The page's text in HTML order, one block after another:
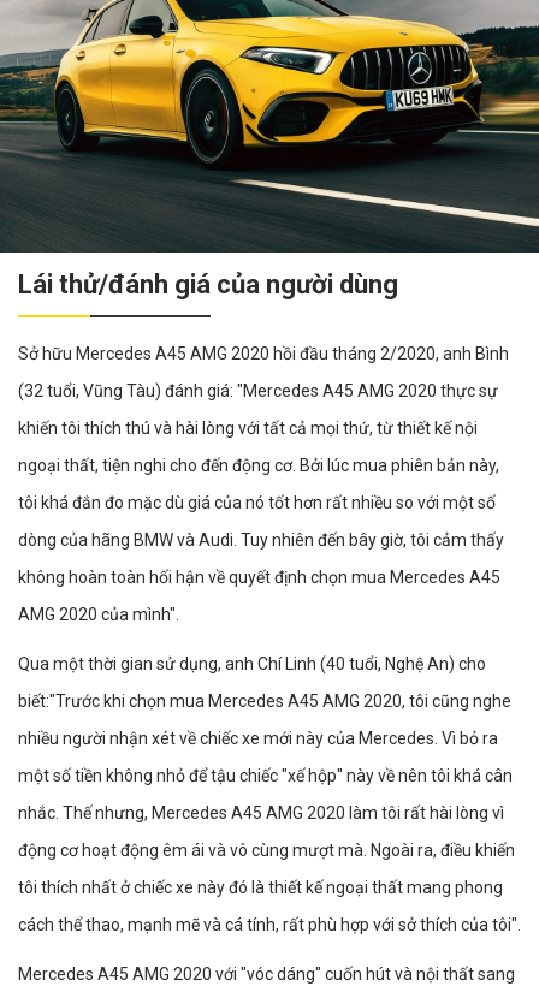
Lái thử/đánh giá của người dùng
Sở hữu Mercedes A45 AMG 2020 hồi đầu tháng 2/2020, anh Bình
(32 tuổi, Vũng Tàu) đánh giá: "Mercedes A45 AMG 2020 thực sự
khiến tôi thích thú và hài lòng với tất cả mọi thứ, từ thiết kế nội
ngoại thất, tiện nghi cho đến động cơ. Bởi lúc mua phiên bản này,
tôi khá đắn đo mặc dù giá của nó tốt hơn rất nhiều so với một số
dòng của hãng BMW và Audi. Tuy nhiên đến bây giờ, tôi cảm thấy
không hoàn toàn hối hận về quyết định chọn mua Mercedes A45
AMG 2020 của mình".
Qua một thời gian sử dụng, anh Chí Linh (40 tuổi, Nghệ An) cho
biết:"Trước khi chọn mua Mercedes A45 AMG 2020, tôi cũng nghe
nhiều người nhận xét về chiếc xe mới này của Mercedes. Vì bỏ ra
một số tiền không nhỏ để tậu chiếc "xế hộp" này về nên tôi khá cân
nhắc. Thế nhưng, Mercedes A45 AMG 2020 làm tôi rất hài lòng vì
động cơ hoạt động êm ái và vô cùng mượt mà. Ngoài ra, điều khiến
tôi thích nhất ở chiếc xe này đó là thiết kế ngoại thất mang phong
cách thể thao, mạnh mẽ và cá tính, rất phù hợp với sở thích của tôi".
Mercedes A45 AMG 2020 với "vóc dáng" cuốn hút và nội thất sang